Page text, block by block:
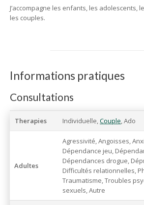
J’accompagne les enfants, les adolescents,
les couples.
Informations pratiques
Consultations
Therapies Individuelle,Couple, Ado
Adultes
Agressivité, Angoisses,
Dépendance jeu,
Dépendances drogue,
Difficultés relationnelles,
Traumatisme, Troubles
sexuels, Autre